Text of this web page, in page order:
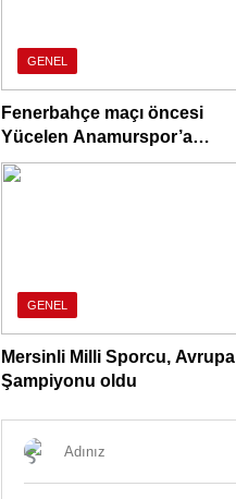
GENEL
Fenerbahçe maçı öncesi
Yücelen Anamurspor’a
anlamlı ziyaret
GENEL
Mersinli Milli Sporcu, Avrupa
Şampiyonu oldu